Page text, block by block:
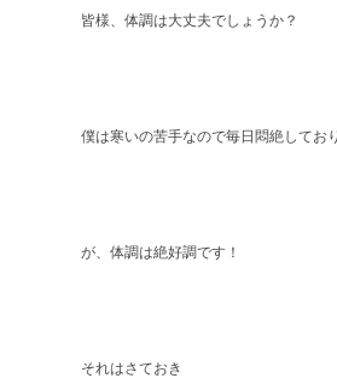
皆様、体調は大丈夫でしょうか？
僕は寒いの苦手なので毎日悶絶してお
が、体調は絶好調です！
それはさておき